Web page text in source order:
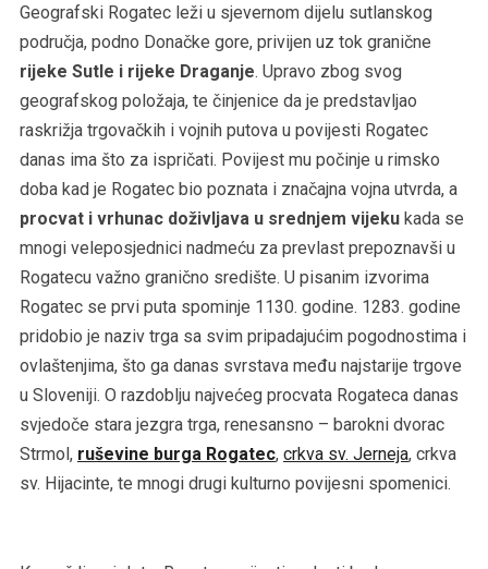
Geografski Rogatec leži u sjevernom dijelu sutlanskog
područja, podno Donačke gore, privijen uz tok granične
rijeke Sutle i rijeke Draganje. Upravo zbog svog
geografskog položaja, te činjenice da je predstavljao
raskrižja trgovačkih i vojnih putova u povijesti Rogatec
danas ima što za ispričati. Povijest mu počinje u rimsko
doba kad je Rogatec bio poznata i značajna vojna utvrda, a
procvat i vrhunac doživljava u srednjem vijekukada se
mnogi veleposjednici nadmeću za prevlast prepoznavši u
Rogatecu važno granično središte. U pisanim izvorima
Rogatec se prvi puta spominje 1130. godine. 1283. godine
pridobio je naziv trga sa svim pripadajućim pogodnostima i
ovlaštenjima, što ga danas svrstava među najstarije trgove
u Sloveniji. O razdoblju najvećeg procvata Rogateca danas
svjedoče stara jezgra trga, renesansno – barokni dvorac
Strmol, ruševine burga Rogatec, crkva sv. Jerneja, crkva
sv. Hijacinte, te mnogi drugi kulturno povijesni spomenici.